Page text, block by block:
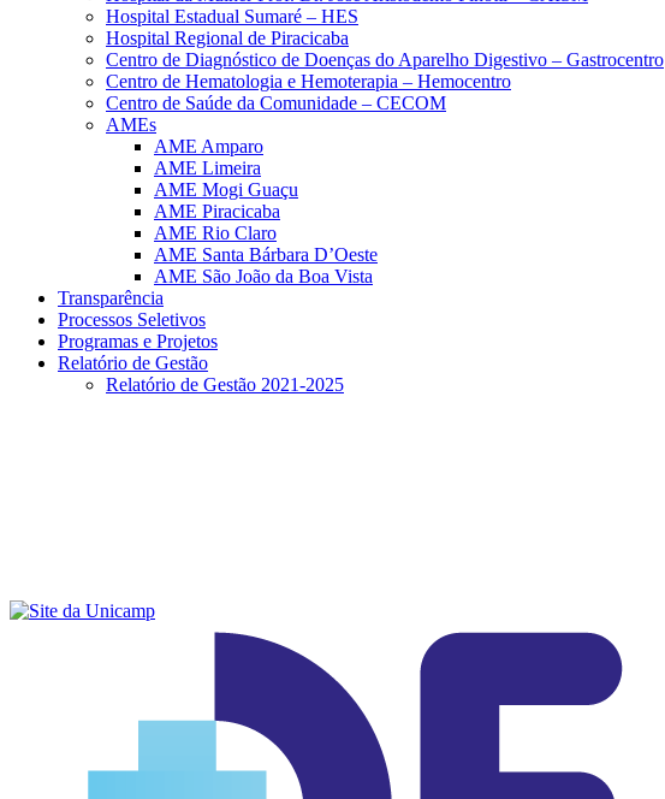
Hospital Estadual Sumaré – HES
Hospital Regional de Piracicaba
Centro de Diagnóstico de Doenças do Aparelho Digestivo – Gastrocentro
Centro de Hematologia e Hemoterapia – Hemocentro
Centro de Saúde da Comunidade – CECOM
AMEs
AME Amparo
AME Limeira
AME Mogi Guaçu
AME Piracicaba
AME Rio Claro
AME Santa Bárbara D’Oeste
AME São João da Boa Vista
Transparência
Processos Seletivos
Programas e Projetos
Relatório de Gestão
Relatório de Gestão 2021-2025